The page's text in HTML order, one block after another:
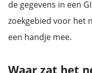
de gegevens in een
zoekgebied voor het
een handje mee.
Waar zat het